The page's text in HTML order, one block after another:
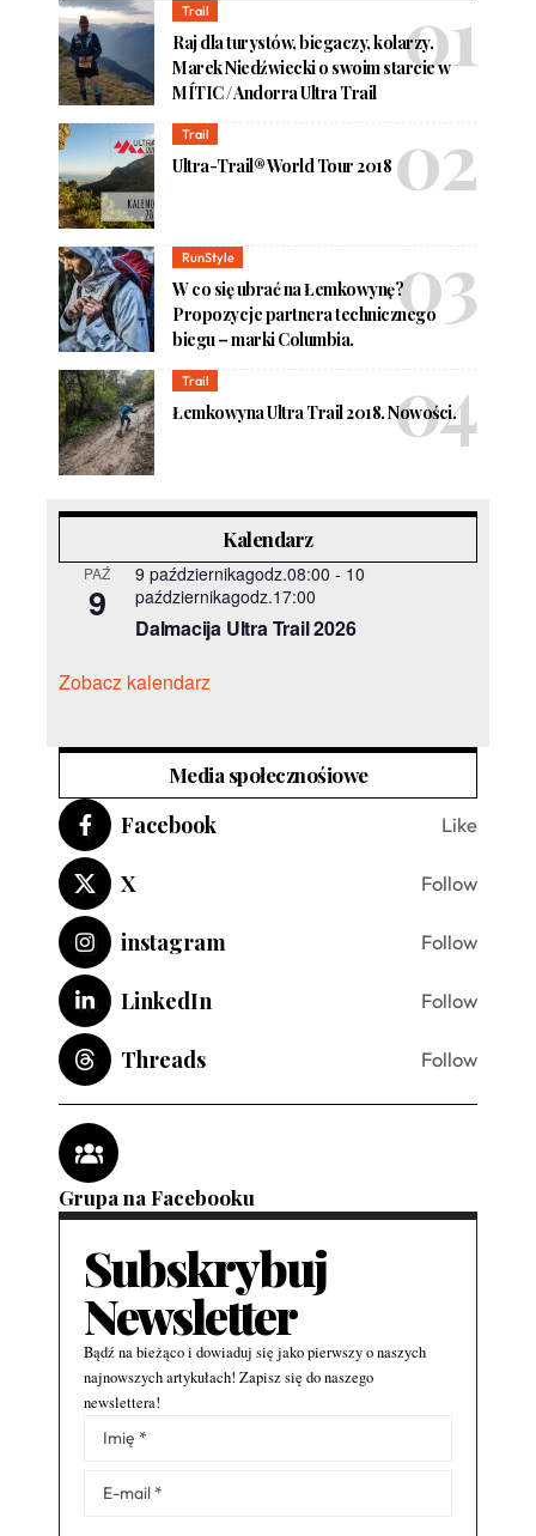
Trail
Raj dla turystów, biegaczy, kolarzy.
Marek Niedźwiecki o swoim starcie w
MÍTIC / Andorra Ultra Trail
Trail
Ultra-Trail® World Tour 2018
RunStyle
W co się ubrać na Łemkowynę?
Propozycje partnera technicznego
biegu – marki Columbia.
Trail
Łemkowyna Ultra Trail 2018. Nowości.
Kalendarz
PAŹ
9
9 październikagodz.08:00 - 10
październikagodz.17:00
Dalmacija Ultra Trail 2026
Zobacz kalendarz
Media społecznośiowe
Facebook Like
X Follow
instagram Follow
LinkedIn Follow
Threads Follow
Grupa na Facebooku
Subskrybuj
Newsletter
Bądź na bieżąco i dowiaduj się jako pierwszy o naszych
najnowszych artykułach! Zapisz się do naszego
newslettera!
Alternative: